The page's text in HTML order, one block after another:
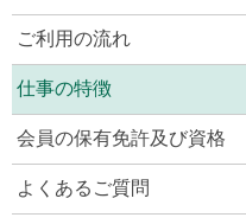
ご利用の流れ
仕事の特徴
会員の保有免許及び資格
よくあるご質問